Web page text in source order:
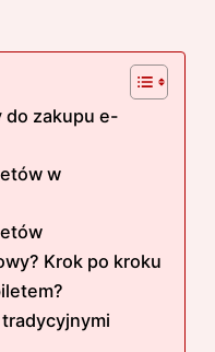
do zakupu e-
w
Krok po kroku